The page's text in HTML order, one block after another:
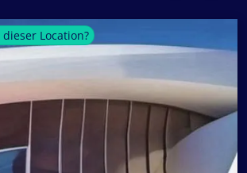
Location?